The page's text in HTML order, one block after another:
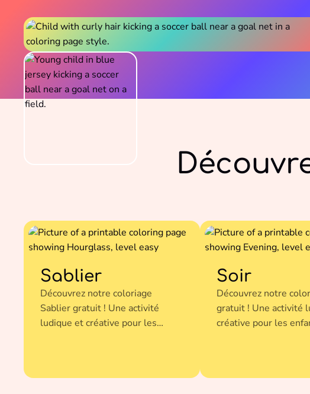
Sablier
Découvrez notre coloriage
Sablier gratuit ! Une activité
ludique et créative pour les
préférées.
Soir
Découvrez notre
gratuit ! Une activité
créative pour les